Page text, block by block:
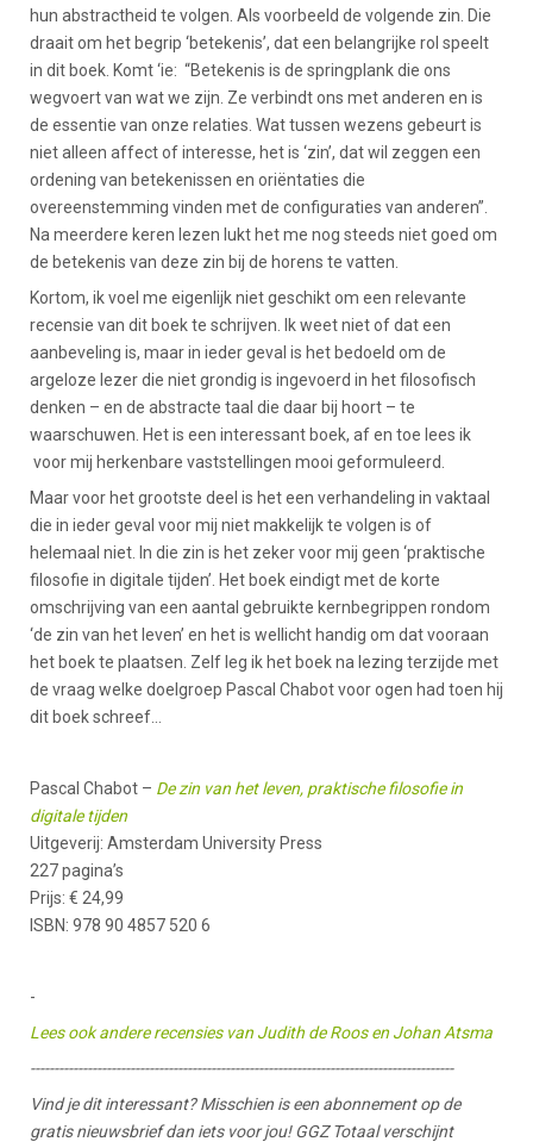
hun abstractheid te volgen. Als voorbeeld de volgende zin. Die
draait om het begrip ‘betekenis’, dat een belangrijke rol speelt
in dit boek. Komt ‘ie: “Betekenis is de springplank die ons
wegvoert van wat we zijn. Ze verbindt ons met anderen en is
de essentie van onze relaties. Wat tussen wezens gebeurt is
niet alleen affect of interesse, het is ‘zin’, dat wil zeggen een
ordening van betekenissen en oriëntaties die
overeenstemming vinden met de configuraties van anderen”.
Na meerdere keren lezen lukt het me nog steeds niet goed om
de betekenis van deze zin bij de horens te vatten.
Kortom, ik voel me eigenlijk niet geschikt om een relevante
recensie van dit boek te schrijven. Ik weet niet of dat een
aanbeveling is, maar in ieder geval is het bedoeld om de
argeloze lezer die niet grondig is ingevoerd in het filosofisch
denken – en de abstracte taal die daar bij hoort – te
waarschuwen. Het is een interessant boek, af en toe lees ik
voor mij herkenbare vaststellingen mooi geformuleerd.
Maar voor het grootste deel is het een verhandeling in vaktaal
die in ieder geval voor mij niet makkelijk te volgen is of
helemaal niet. In die zin is het zeker voor mij geen ‘praktische
filosofie in digitale tijden’. Het boek eindigt met de korte
omschrijving van een aantal gebruikte kernbegrippen rondom
‘de zin van het leven’ en het is wellicht handig om dat vooraan
het boek te plaatsen. Zelf leg ik het boek na lezing terzijde met
de vraag welke doelgroep Pascal Chabot voor ogen had toen hij
dit boek schreef…
Pascal Chabot – De zin van het leven, praktische filosofie in
digitale tijden
Uitgeverij: Amsterdam University Press
227 pagina’s
Prijs: € 24,99
ISBN: 978 90 4857 520 6
-
Lees ook andere recensies van Judith de Roos en Johan Atsma
-----------------------------------------------------------------------------------------
Vind je dit interessant? Misschien is een abonnement op de
gratis nieuwsbrief dan iets voor jou! GGZ Totaal verschijnt